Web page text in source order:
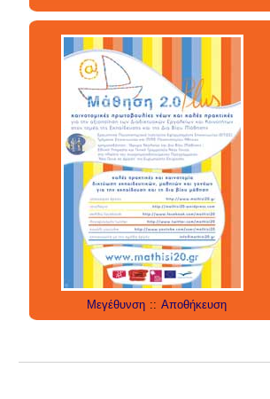
σχολείο infographic
facebook teacher διαδίκτυο
κοινωνικά δίκτυα
γονείς μαθητές
εκπαίδευση students
εκπαιδευτικοί classroom
google
τεχνολογία student παιδιά games
education μάθηση social networks
social media έρευνα technology
twitter εργαλεία internet applications
Μεγέθυνση :: Αποθήκευση